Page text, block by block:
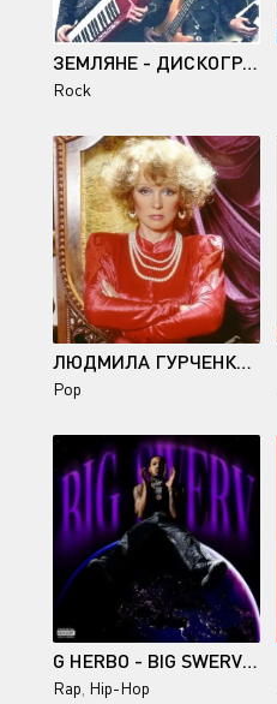
ЗЕМЛЯНЕ - ДИСКОГРАФИЯ (1981-2008)
Rock
ЛЮДМИЛА ГУРЧЕНКО - ДИСКОГРАФИЯ (1994-2009)
Pop
G HERBO - BIG SWERV 2.0 (2024)
Rap Hip-Hop